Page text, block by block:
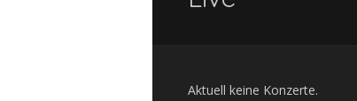
Aktuell keine Konzerte.